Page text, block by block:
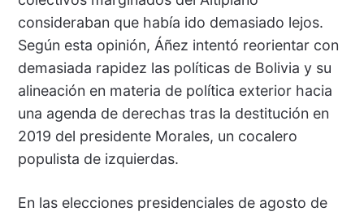
consideraban que había ido demasiado lejos.
Según esta opinión, Áñez intentó reorientar con
demasiada rapidez las políticas de Bolivia y su
alineación en materia de política exterior hacia
una agenda de derechas tras la destitución en
2019 del presidente Morales, un cocalero
populista de izquierdas.
En las elecciones presidenciales de agosto de